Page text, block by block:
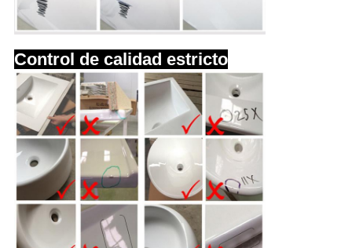
Control de calidad estricto